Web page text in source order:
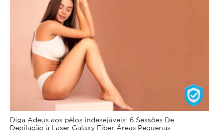
Diga Adeus aos pêlos indesejáveis: 6 Sessões De
Depilação à Laser Galaxy Fiber Áreas Pequenas